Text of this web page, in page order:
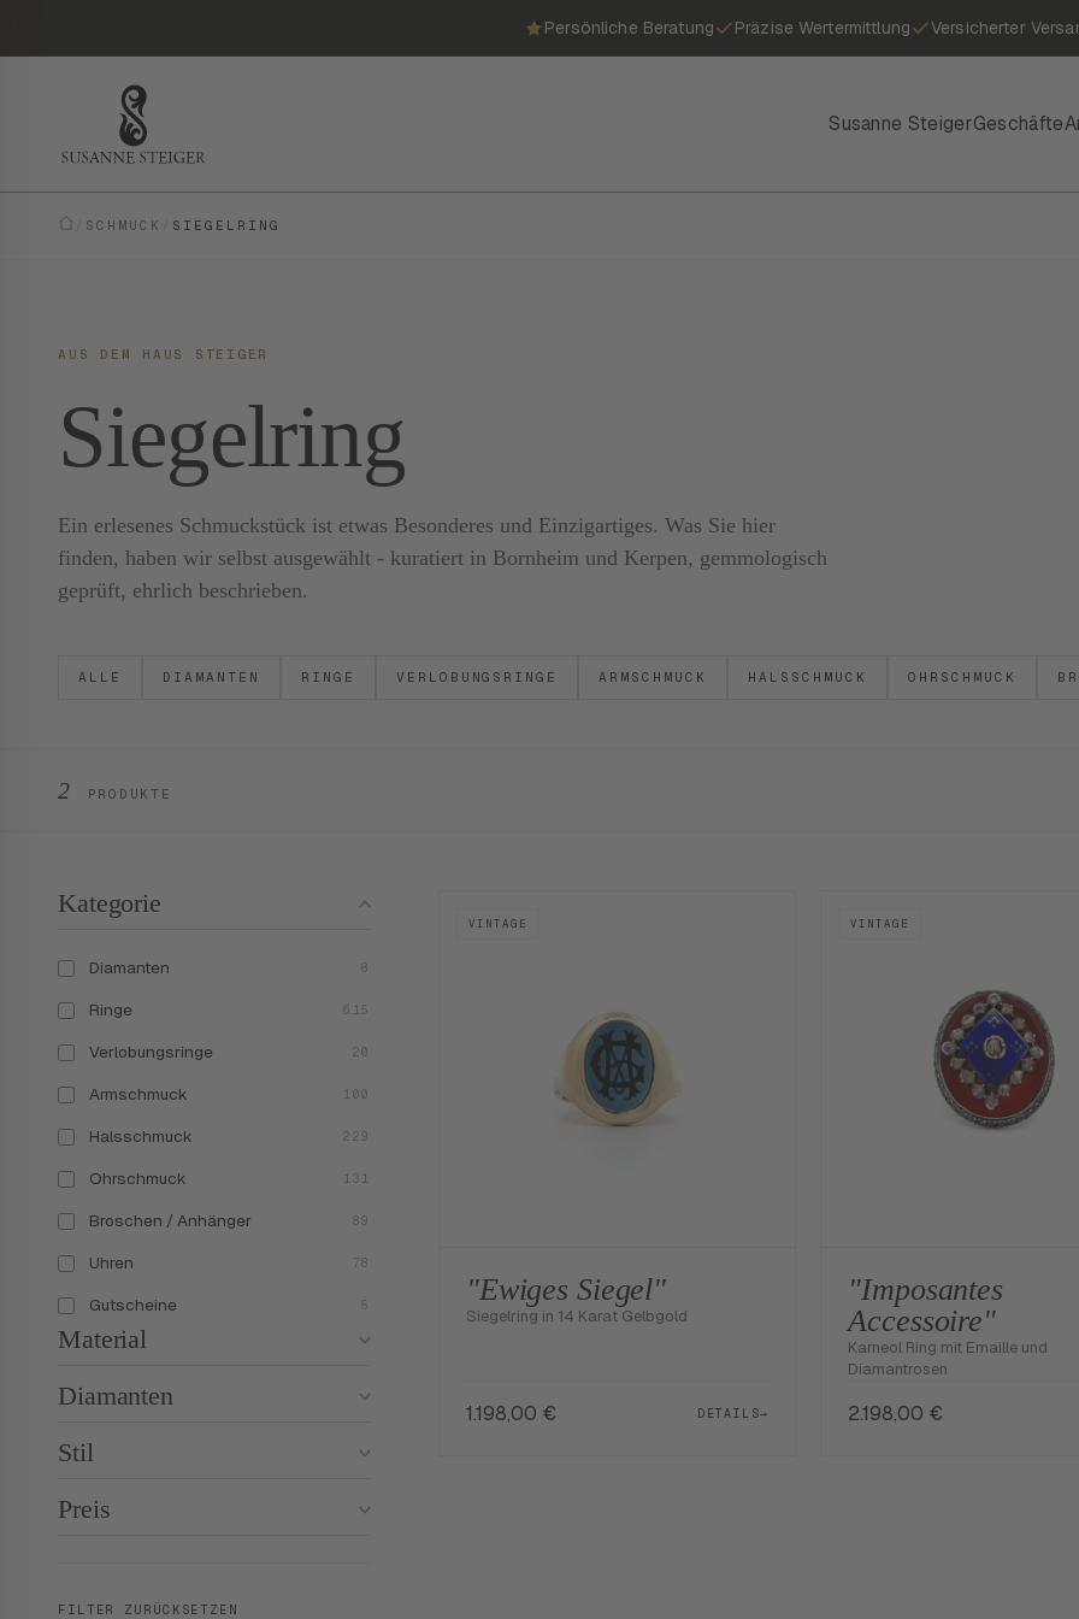
Persönliche Beratung Präzise Wertermittlung Versicherter
Susanne SteigerGeschäfte
SCHMUCK SIEGELRING
AUS DEM HAUS STEIGER
Siegelring
Ein erlesenes Schmuckstück ist etwas Besonderes und Einzigartiges. Was Sie hier
finden, haben wir selbst ausgewählt - kuratiert in Bornheim und Kerpen, gemmologisch
geprüft, ehrlich beschrieben.
ALLE DIAMANTEN RINGE VERLOBUNGSRINGE ARMSCHMUCK HALSSCHMUCK OHRSCHMUCK
2 PRODUKTE
Kategorie
Diamanten 8
Ringe 615
Verlobungsringe 20
Armschmuck 100
Halsschmuck 229
Ohrschmuck 131
Broschen / Anhänger 89
Uhren 78
Gutscheine 5
Material
Diamanten
Stil
Preis
FILTER ZURÜCKSETZEN
VINTAGE
"Ewiges Siegel"
Siegelring in 14 Karat Gelbgold
1.198,00 € DETAILS→
VINTAGE
"Imposantes
Accessoire"
Karneol Ring mit Emaille und
Diamantrosen
2.198,00 €